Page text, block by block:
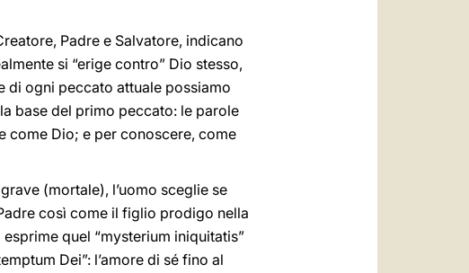
Padre e Salvatore, indicano
si “erige contro” Dio stesso,
di ogni peccato attuale possiamo
base del primo peccato: le parole
come Dio; e per conoscere, come
(mortale), l’uomo sceglie se
così come il figlio prodigo nella
quel “mysterium iniquitatis”
Dei”: l’amore di sé fino al